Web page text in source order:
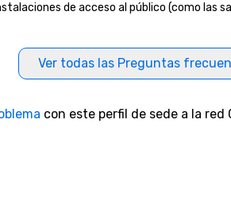
de acceso al público (como las
Ver todas las Preguntas
con este perfil de sede a la